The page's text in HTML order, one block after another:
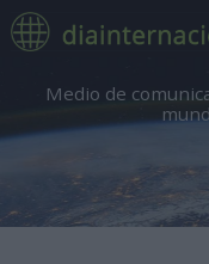
Medio de